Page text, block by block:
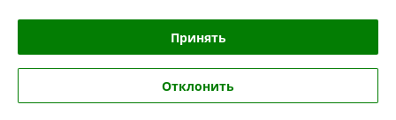
Сайт создан на платформе Deal.by
Юридическое лицо:Частное предприятие «ЭльМор»
Принять
Отклонить